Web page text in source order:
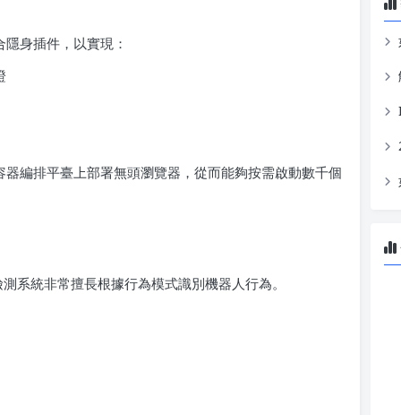
身插件，以實現：
編排平臺上部署無頭瀏覽器，從而能夠按需啟動數千個
系統非常擅長根據行為模式識別機器人行為。